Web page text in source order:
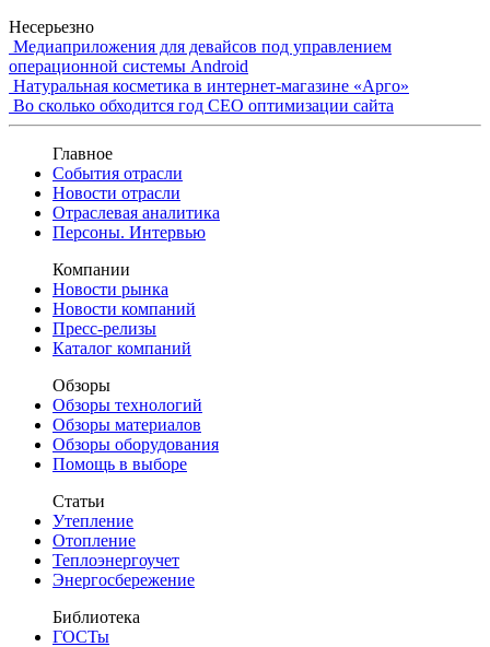
Несерьезно
Медиаприложения для девайсов под управлением
операционной системы Android
Натуральная косметика в интернет-магазине «Арго»
Во сколько обходится год СЕО оптимизации сайта
Главное
События отрасли
Новости отрасли
Отраслевая аналитика
Персоны. Интервью
Компании
Новости рынка
Новости компаний
Пресс-релизы
Каталог компаний
Обзоры
Обзоры технологий
Обзоры материалов
Обзоры оборудования
Помощь в выборе
Статьи
Утепление
Отопление
Теплоэнергоучет
Энергосбережение
Библиотека
ГОСТы